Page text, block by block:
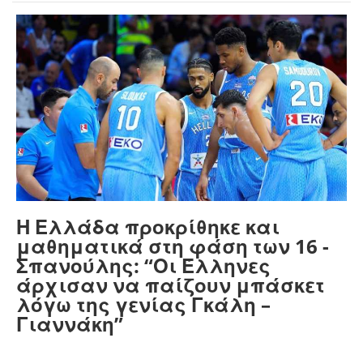
Η Ελλάδα προκρίθηκε και
μαθηματικά στη φάση των 16 -
Σπανούλης: “Οι Έλληνες
άρχισαν να παίζουν μπάσκετ
λόγω της γενίας Γκάλη –
Γιαννάκη”